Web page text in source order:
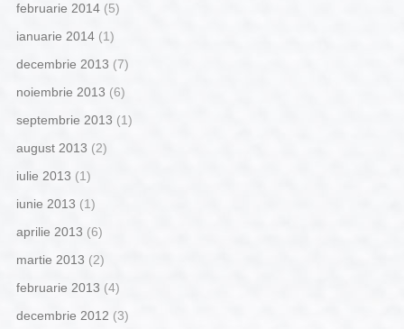
februarie 2014(5)
ianuarie 2014(1)
decembrie 2013 (7)
noiembrie 2013 (6)
septembrie 2013 (1)
august 2013 (2)
iulie 2013 (1)
iunie 2013 (1)
aprilie 2013 (6)
martie 2013 (2)
februarie 2013 (4)
decembrie 2012 (3)